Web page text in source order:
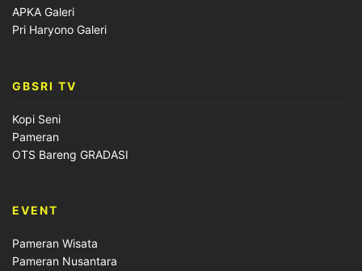
APKA Galeri
Pri Haryono Galeri
GBSRI TV
Kopi Seni
Pameran
OTS Bareng GRADASI
EVENT
Pameran Wisata
Pameran Nusantara